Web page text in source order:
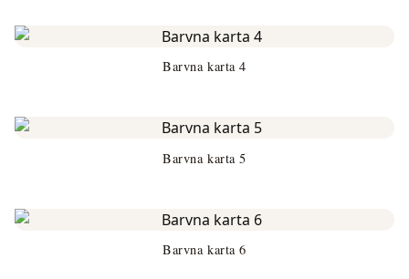
Barvna karta 4
Barvna karta 5
Barvna karta 6